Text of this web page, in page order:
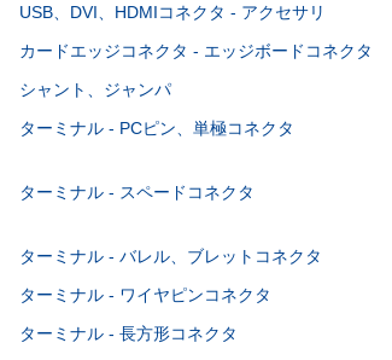
USB、DVI、HDMIコネクタ - アクセサリ
カードエッジコネクタ - エッジボードコネクタ
シャント、ジャンパ
ターミナル - PCピン、単極コネクタ
ターミナル - スペードコネクタ
ターミナル - バレル、ブレットコネクタ
ターミナル - ワイヤピンコネクタ
ターミナル - 長方形コネクタ